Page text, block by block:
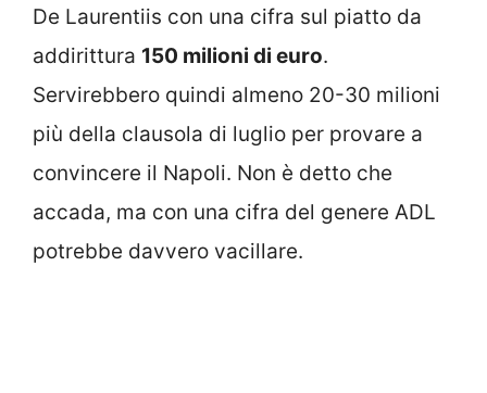
De Laurentiis con una cifra sul piatto da
addirittura 150 milioni di euro.
Servirebbero quindi almeno 20-30 milioni
più della clausola di luglio per provare a
convincere il Napoli. Non è detto che
accada, ma con una cifra del genere ADL
potrebbe davvero vacillare.